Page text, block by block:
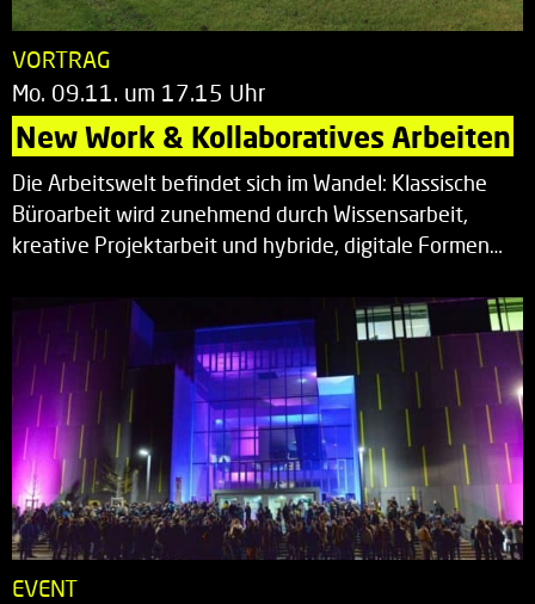
VORTRAG
Mo. 09.11. um 17.15 Uhr
New Work & Kollaboratives Arbeiten
Die Arbeitswelt befindet sich im Wandel: Klassische
Büroarbeit wird zunehmend durch Wissensarbeit,
kreative Projektarbeit und hybride, digitale Formen…
EVENT